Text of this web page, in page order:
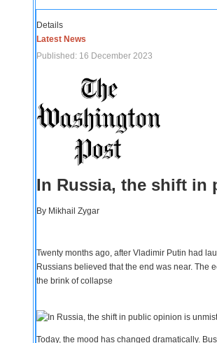
Details
Latest News
Published: 16 December 2023
In Russia, the shift in
By Mikhail Zygar
Twenty months ago, after Vladimir Putin had
Russians believed that the end was near. The
the brink of collapse
Today, the mood has changed dramatically.